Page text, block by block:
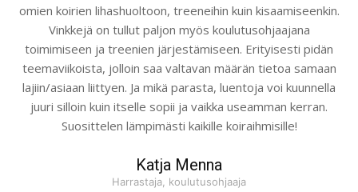
omien koirien lihashuoltoon, treeneihin kuin kisaamiseenkin.
Vinkkejä on tullut paljon myös koulutusohjaajana
toimimiseen ja treenien järjestämiseen. Erityisesti pidän
teemaviikoista, jolloin saa valtavan määrän tietoa samaan
lajiin/asiaan liittyen. Ja mikä parasta, luentoja voi kuunnella
juuri silloin kuin itselle sopii ja vaikka useamman kerran.
Suosittelen lämpimästi kaikille koiraihmisille!
Katja Menna
Harrastaja, koulutusohjaaja